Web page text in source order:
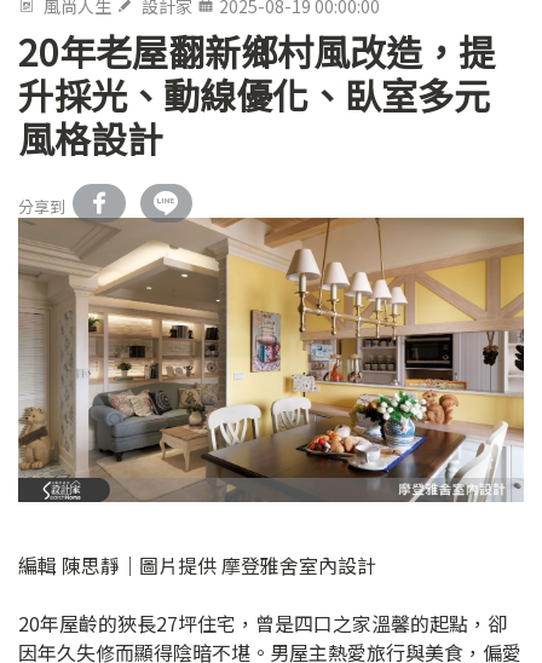
風尚人生 設計家 2025-08-19 00:00:00
20年老屋翻新鄉村風改造，提
升採光、動線優化、臥室多元
風格設計
分享到
編輯 陳思靜｜圖片提供 摩登雅舍室內設計
20年屋齡的狹長27坪住宅，曾是四口之家溫馨的起點，卻
因年久失修而顯得陰暗不堪。男屋主熱愛旅行與美食，偏愛